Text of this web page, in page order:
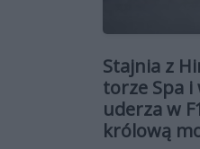
Stajnia z
torze Spa i
uderza w
królową